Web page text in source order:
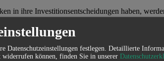
in ihre Investitionsentscheidungen haben,
der Nachhaltigkeitsrisiken bei der
des jeweiligen Anbieters informiert dieser mit
Datenschutzeinstellungen festlegen. Detaillierte
können, finden Sie in unserer